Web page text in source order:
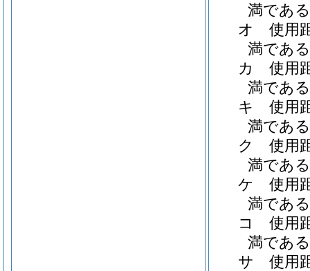
満であ
オ
使用
満であ
カ
使用
満であ
キ
使用
満であ
ク
使用
満であ
ケ
使用
満であ
コ
使用
満であ
サ
使用